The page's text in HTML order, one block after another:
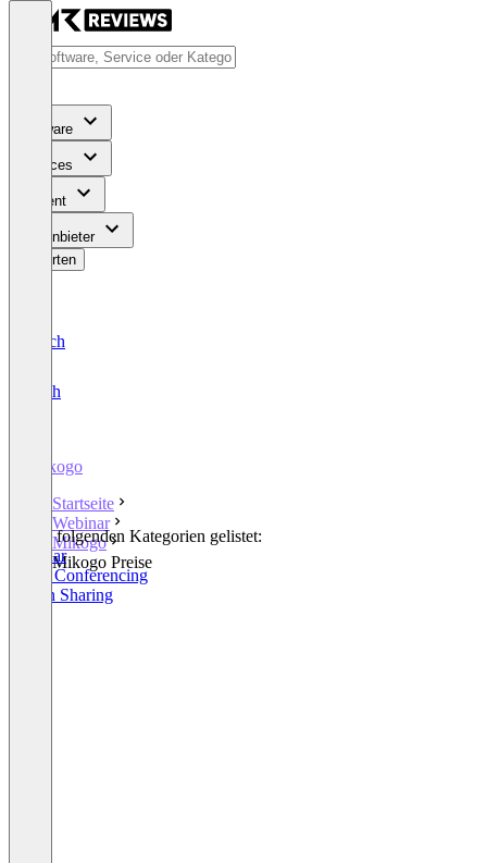
Software
Services
Content
Für Anbieter
Bewerten
Deutsch
English
Mikogo
Startseite
Webinar
Mikogo
Mikogo Preise
In den folgenden Kategorien gelistet:
Webinar
Video Conferencing
Screen Sharing